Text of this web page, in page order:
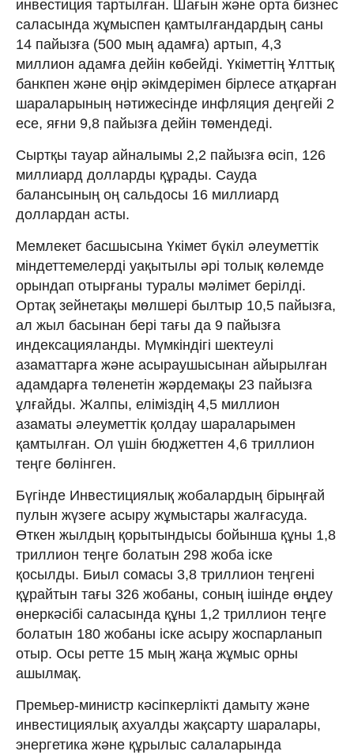
инвестиция тартылған. Шағын және орта бизнес
саласында жұмыспен қамтылғандардың саны
14 пайызға (500 мың адамға) артып, 4,3
миллион адамға дейін көбейді. Үкіметтің Ұлттық
банкпен және өңір әкімдерімен бірлесе атқарған
шараларының нәтижесінде инфляция деңгейі 2
есе, яғни 9,8 пайызға дейін төмендеді.
Сыртқы тауар айналымы 2,2 пайызға өсіп, 126
миллиард долларды құрады. Сауда
балансының оң сальдосы 16 миллиард
доллардан асты.
Мемлекет басшысына Үкімет бүкіл әлеуметтік
міндеттемелерді уақытылы әрі толық көлемде
орындап отырғаны туралы мәлімет берілді.
Ортақ зейнетақы мөлшері былтыр 10,5 пайызға,
ал жыл басынан бері тағы да 9 пайызға
индексацияланды. Мүмкіндігі шектеулі
азаматтарға және асыраушысынан айырылған
адамдарға төленетін жәрдемақы 23 пайызға
ұлғайды. Жалпы, еліміздің 4,5 миллион
азаматы әлеуметтік қолдау шараларымен
қамтылған. Ол үшін бюджеттен 4,6 триллион
теңге бөлінген.
Бүгінде Инвестициялық жобалардың бірыңғай
пулын жүзеге асыру жұмыстары жалғасуда.
Өткен жылдың қорытындысы бойынша құны 1,8
триллион теңге болатын 298 жоба іске
қосылды. Биыл сомасы 3,8 триллион теңгені
құрайтын тағы 326 жобаны, соның ішінде өңдеу
өнеркәсібі саласында құны 1,2 триллион теңге
болатын 180 жобаны іске асыру жоспарланып
отыр. Осы ретте 15 мың жаңа жұмыс орны
ашылмақ.
Премьер-министр кәсіпкерлікті дамыту және
инвестициялық ахуалды жақсарту шаралары,
энергетика және құрылыс салаларында